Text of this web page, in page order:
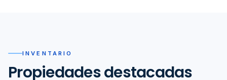
INVENTARIO
Propiedades destacadas